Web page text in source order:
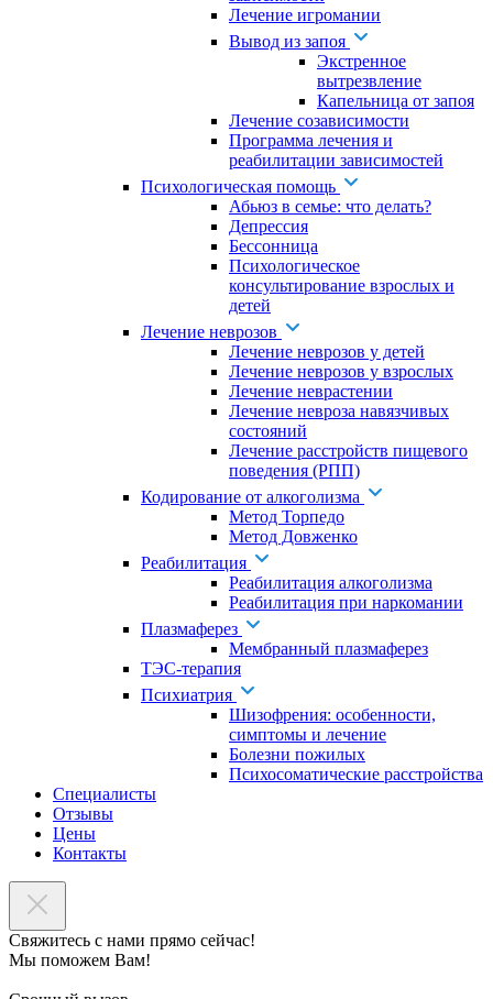
Лечение игромании
Вывод из запоя
Экстренное
вытрезвление
Капельница от запоя
Лечение созависимости
Программа лечения и
реабилитации зависимостей
Психологическая помощь
Абьюз в семье: что делать?
Депрессия
Бессонница
Психологическое
консультирование взрослых и
детей
Лечение неврозов
Лечение неврозов у детей
Лечение неврозов у взрослых
Лечение неврастении
Лечение невроза навязчивых
состояний
Лечение расстройств пищевого
поведения (РПП)
Кодирование от алкоголизма
Метод Торпедо
Метод Довженко
Реабилитация
Реабилитация алкоголизма
Реабилитация при наркомании
Плазмаферез
Мембранный плазмаферез
ТЭС-терапия
Психиатрия
Шизофрения: особенности,
симптомы и лечение
Болезни пожилых
Психосоматические расстройства
Специалисты
Отзывы
Цены
Контакты
Свяжитесь с нами прямо сейчас!
Мы поможем Вам!